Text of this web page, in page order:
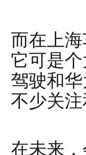
而在上
它可是
驾驶和
不少关注
在未来